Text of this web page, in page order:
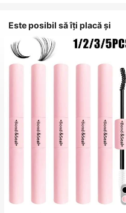
Este posibil să îți placă și